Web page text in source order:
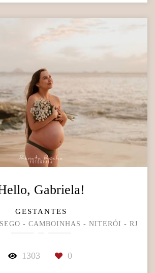
Gabriela!
GESTANTES
- CAMBOINHAS - NITERÓI - RJ
1303 0